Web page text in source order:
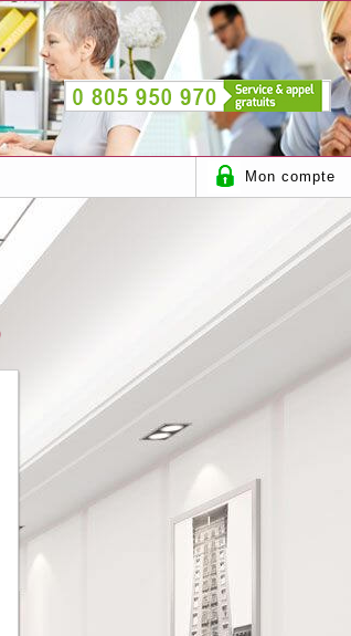
Mon compte